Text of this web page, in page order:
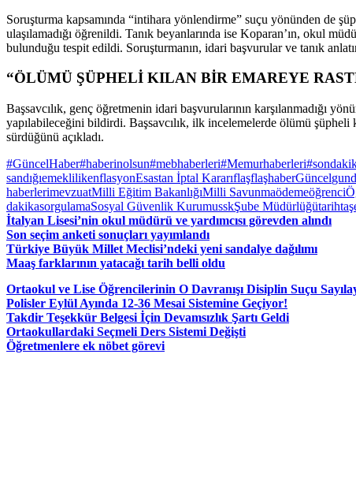
Soruşturma kapsamında “intihara yönlendirme” suçu yönünden de
ulaşılamadığı öğrenildi. Tanık beyanlarında ise Koparan’ın, okul
bulunduğu tespit edildi. Soruşturmanın, idari başvurular ve tanık
“ÖLÜMÜ ŞÜPHELİ KILAN BİR EMAREYE
Başsavcılık, genç öğretmenin idari başvurularının karşılanmadığı
yapılabileceğini bildirdi. Başsavcılık, ilk incelemelerde ölümü şüpheli
sürdüğünü açıkladı.
#GüncelHaber#haberinolsun#mebhaberleri#Memurhaberleri
sandığıemeklilikenflasyonEsastan İptal KararıflaşflaşhaberGüncel
haberlerimevzuatMilli Eğitim BakanlığıMilli Savunmaödemeöğrenci
dakikasorgulamaSosyal Güvenlik KurumusskŞube Müdürlüğütarih
İtalyan Lisesi’nin okul müdürü ve yardımcısı görevden alındı
Son seçim anketi sonuçları yayımlandı
Türkiye Büyük Millet Meclisi’ndeki yeni sandalye dağılımı
Maaş farklarının yatacağı tarih belli oldu
Ortaokul ve Lise Öğrencilerinin O Davranışı Disiplin Suçu
Polisler Eylül Ayında 12-36 Mesai Sistemine Geçiyor!
Takdir Teşekkür Belgesi İçin Devamsızlık Şartı Geldi
Ortaokullardaki Seçmeli Ders Sistemi Değişti
Öğretmenlere ek nöbet görevi